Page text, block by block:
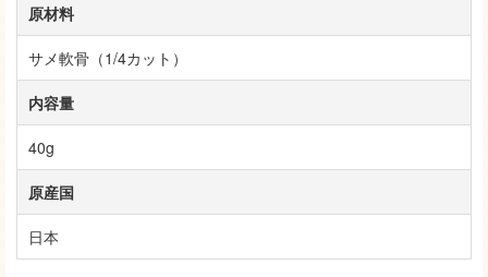
原材料
サメ軟骨（1/4カット）
内容量
40g
原産国
日本